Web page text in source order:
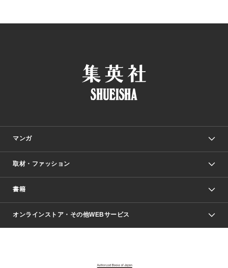
マンガ
少年マンガ
Vジャンプ
週刊ヤングジャンプ
少女マンガ
取材・ファッション
Seventeen
芸能・情報・スポーツ
書籍
文芸・文庫・総合
オンラインストア・その他WEBサービス